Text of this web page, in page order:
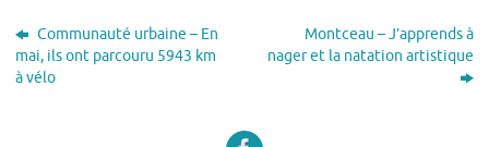
Communauté urbaine – En
mai, ils ont parcouru 5943 km
à vélo
Montceau – J’apprends à
nager et la natation artistique